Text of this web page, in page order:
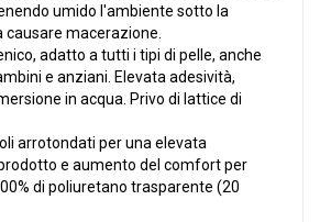
umido l'ambiente sotto la
macerazione.
adatto a tutti i tipi di pelle, anche
e anziani. Elevata adesività,
in acqua. Privo di lattice di
arrotondati per una elevata
e aumento del comfort per
di poliuretano trasparente (20